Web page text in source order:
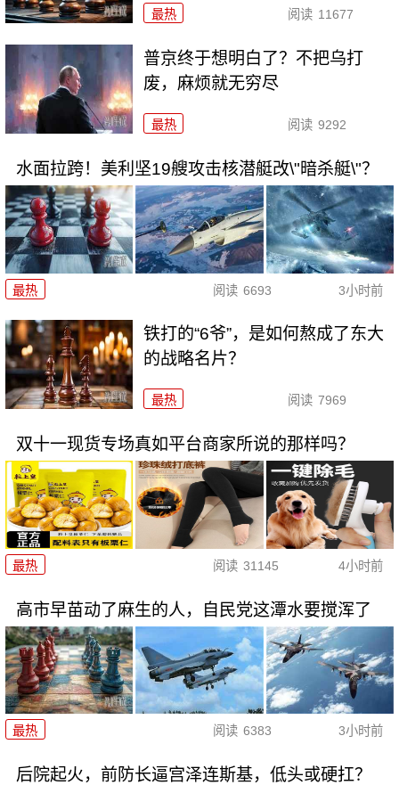
最热 阅读 11677
普京终于想明白了？不把乌打
废，麻烦就无穷尽
最热 阅读 9292
水面拉跨！美利坚19艘攻击核潜艇改\"暗杀艇\"？
最热 阅读 6693 3小时前
铁打的“6爷”，是如何熬成了东大
的战略名片？
最热 阅读 7969
双十一现货专场真如平台商家所说的那样吗？
最热 阅读 31145 4小时前
高市早苗动了麻生的人，自民党这潭水要搅浑了
最热 阅读 6383 3小时前
后院起火，前防长逼宫泽连斯基，低头或硬扛？